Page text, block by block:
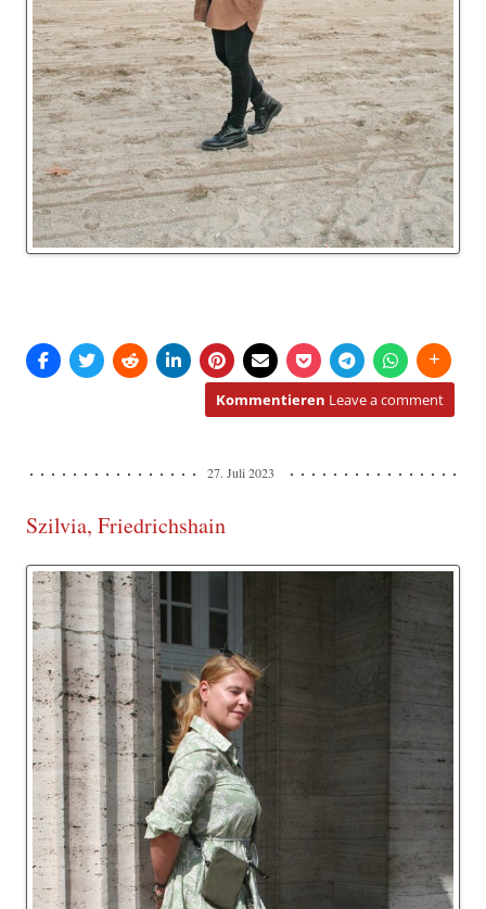
Kommentieren Leave a comment
27. Juli 2023
Szilvia, Friedrichshain